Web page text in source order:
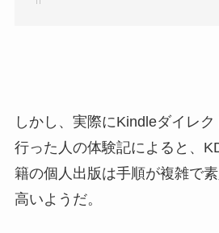
しかし、実際にKindleダイレ
行った人の体験記によると、
籍の個人出版は手順が複雑で
高いようだ。